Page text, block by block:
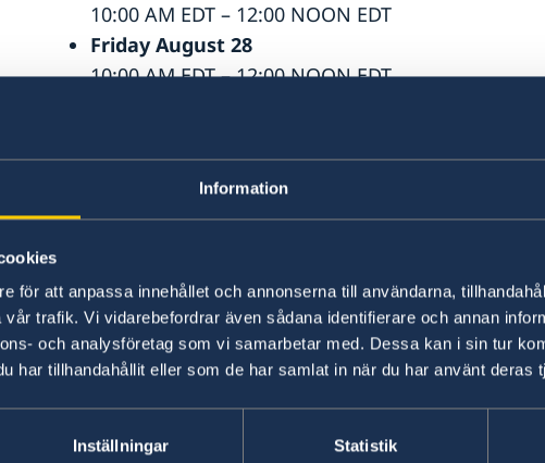
Information
för att anpassa innehållet och annonserna till användarna,
trafik. Vi vidarebefordrar även sådana identifierare och annan
och analysföretag som vi samarbetar med. Dessa kan i sin tur
har tillhandahållit eller som de har samlat in när du har använt deras
Inställningar Statistik
10:00 AM EDT – 12:00 NOON EDT
Friday August 28
10:00 AM EDT – 12:00 NOON EDT
Sunday August 30
10:00 AM EDT – 4:00 PM EDT
Tuesday September 1
1:00 PM EDT – 3:00 PM EDT
Wednesday September 2
10:00 AM EDT – 12:00 NOON EDT
1:00 PM EDT – 3:00 PM EDT
Thursday September 3
10:00 AM EDT – 12:00 NOON